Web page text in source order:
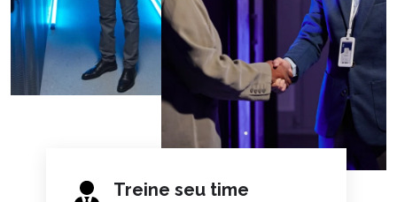
Treine seu time